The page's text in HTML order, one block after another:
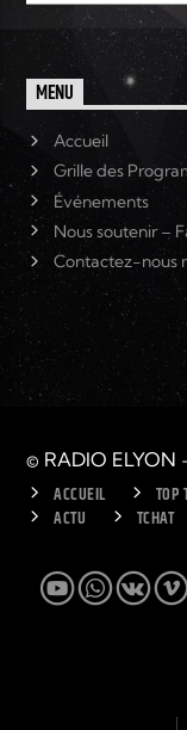
MENU
Accueil
Grille des
Événements
Nous soutenir –
Contactez-nous
© RADIO ELYON
ACCUEIL TOP
ACTU
TCHAT